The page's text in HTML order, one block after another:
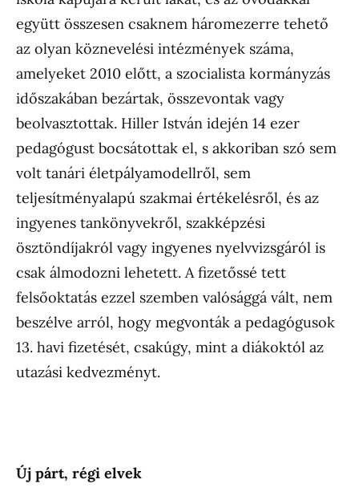
együtt összesen csaknem háromezerre tehető
az olyan köznevelési intézmények száma,
amelyeket 2010 előtt, a szocialista kormányzás
időszakában bezártak, összevontak vagy
beolvasztottak. Hiller István idején 14 ezer
pedagógust bocsátottak el, s akkoriban szó sem
volt tanári életpályamodellről, sem
teljesítményalapú szakmai értékelésről, és az
ingyenes tankönyvekről, szakképzési
ösztöndíjakról vagy ingyenes nyelvvizsgáról is
csak álmodozni lehetett. A fizetőssé tett
felsőoktatás ezzel szemben valósággá vált, nem
beszélve arról, hogy megvonták a pedagógusok
13. havi fizetését, csakúgy, mint a diákoktól az
utazási kedvezményt.
Új párt, régi elvek